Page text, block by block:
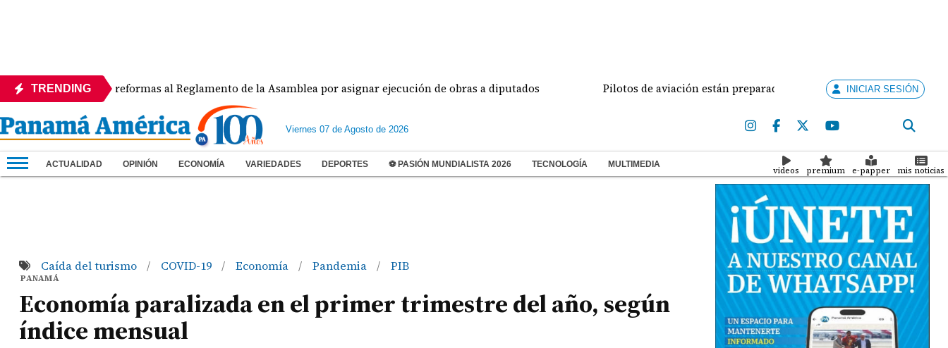
TRENDING
APEDE rechaza reformas al Reglamento de la Asamblea por asignar ejecución de obras a diputados Pilotos de aviación están preparados para ejercer la docenciaINICIAR SESIÓN
Viernes 07 de Agosto de 2026
ACTUALIDAD OPINIÓN ECONOMÍA VARIEDADES DEPORTES ⚽ PASIÓN MUNDIALISTA 2026 TECNOLOGÍA MULTIMEDIA
videos premium e-papper mis noticias
Caída del turismo / COVID-19 / Economía / Pandemia / PIB
PANAMÁ
Economía paralizada en el primer trimestre del año, según
índice mensual